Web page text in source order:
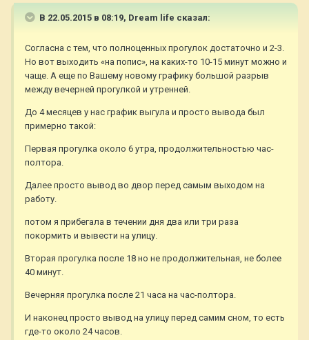
В 22.05.2015 в 08:19, Dream life сказал:
Согласна с тем, что полноценных прогулок достаточно и 2-3.
Но вот выходить «на попис», на каких-то 10-15 минут можно и
чаще. А еще по Вашему новому графику большой разрыв
между вечерней прогулкой и утренней.
До 4 месяцев у нас график выгула и просто вывода был
примерно такой:
Первая прогулка около 6 утра, продолжительностью час-
полтора.
Далее просто вывод во двор перед самым выходом на
работу.
потом я прибегала в течении дня два или три раза
покормить и вывести на улицу.
Вторая прогулка после 18 но не продолжительная, не более
40 минут.
Вечерняя прогулка после 21 часа на час-полтора.
И наконец просто вывод на улицу перед самим сном, то есть
где-то около 24 часов.